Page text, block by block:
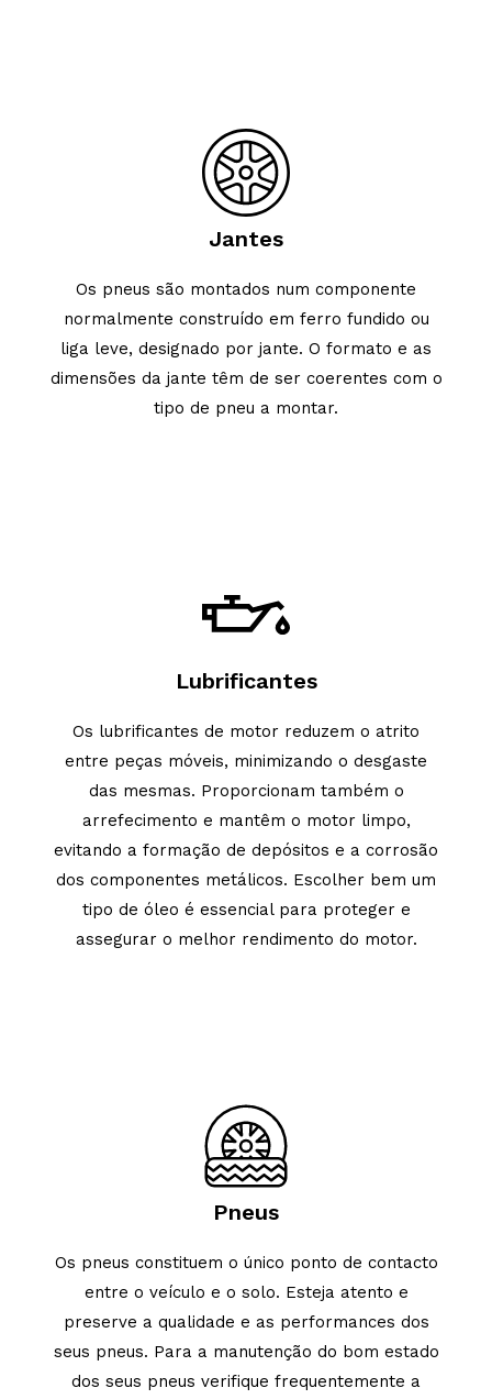
Jantes
Os pneus são montados num componente
normalmente construído em ferro fundido ou
liga leve, designado por jante. O formato e as
dimensões da jante têm de ser coerentes com o
tipo de pneu a montar.
Lubrificantes
Os lubrificantes de motor reduzem o atrito
entre peças móveis, minimizando o desgaste
das mesmas. Proporcionam também o
arrefecimento e mantêm o motor limpo,
evitando a formação de depósitos e a corrosão
dos componentes metálicos. Escolher bem um
tipo de óleo é essencial para proteger e
assegurar o melhor rendimento do motor.
Pneus
Os pneus constituem o único ponto de contacto
entre o veículo e o solo. Esteja atento e
preserve a qualidade e as performances dos
seus pneus. Para a manutenção do bom estado
dos seus pneus verifique frequentemente a